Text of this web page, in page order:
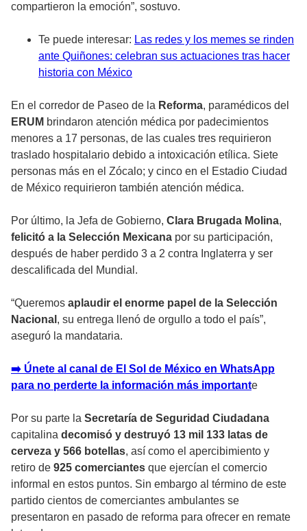
compartieron la emoción”, sostuvo.
Te puede interesar: Las redes y los memes se rinden
ante Quiñones: celebran sus actuaciones tras hacer
historia con México
En el corredor de Paseo de la Reforma, paramédicos del
ERUM brindaron atención médica por padecimientos
menores a 17 personas, de las cuales tres requirieron
traslado hospitalario debido a intoxicación etílica. Siete
personas más en el Zócalo; y cinco en el Estadio Ciudad
de México requirieron también atención médica.
Por último, la Jefa de Gobierno, Clara Brugada Molina,
felicitó a la Selección Mexicana por su participación,
después de haber perdido 3 a 2 contra Inglaterra y ser
descalificada del Mundial.
“Queremos aplaudir el enorme papel de la Selección
Nacional , su entrega llenó de orgullo a todo el país”,
aseguró la mandataria.
➡️ Únete al canal de El Sol de México en WhatsApp
para no perderte la información más importante
Por su parte la Secretaría de Seguridad Ciudadana
capitalina decomisó y destruyó 13 mil 133 latas de
cerveza y 566 botellas, así como el apercibimiento y
retiro de 925 comerciantes que ejercían el comercio
informal en estos puntos. Sin embargo al término de este
partido cientos de comerciantes ambulantes se
presentaron en pasado de reforma para ofrecer en remate